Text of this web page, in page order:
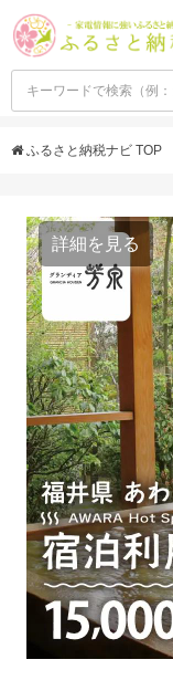
ふるさと納税ナビ TOP
詳細を見る